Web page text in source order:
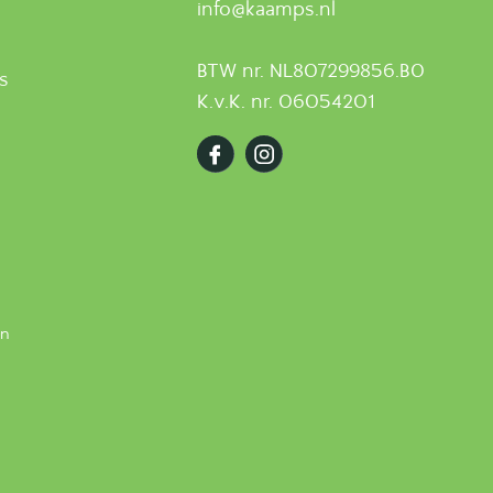
info@kaamps.nl
BTW nr. NL807299856.B0
K.v.K. nr. 06054201